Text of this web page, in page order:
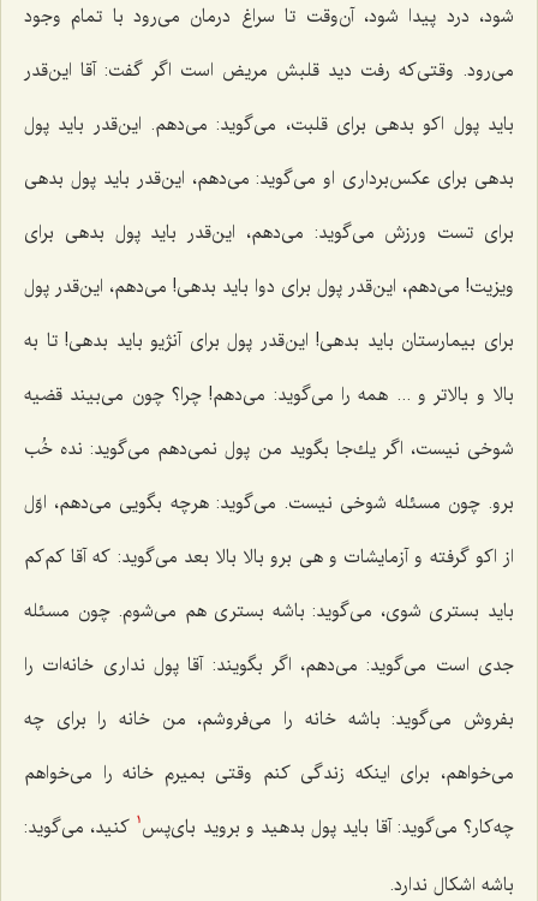
شود، درد پیدا شود، آن‌وقت تا سراغ درمان می‌رود با تمام وجود
می‌رود. وقتی‌كه رفت دید قلبش مریض است اگر گفت: آقا این‌قدر
باید پول اكو بدهی برای قلبت، می‌گوید: می‌دهم. این‌قدر باید پول
بدهی برای عكس‌برداری او می‌گوید: می‌دهم، این‌قدر باید پول بدهی
برای تست ورزش می‌گوید: می‌دهم، این‌قدر باید پول بدهی برای
ویزیت! می‌دهم، این‌قدر پول برای دوا باید بدهی! می‌دهم، این‌قدر پول
برای بیمارستان باید بدهی! این‌قدر پول برای آنژیو باید بدهی! تا به
بالا و بالاتر و ... همه را می‌گوید: می‌دهم! چرا؟ چون می‌بیند قضیه
شوخی نیست، اگر یك‌جا بگوید من پول نمی‌دهم می‌گوید: نده خُب
برو. چون مسئله شوخی نیست. می‌گوید: هرچه بگویی می‌دهم، اوّل
از اكو گرفته و آزمایشات و هی برو بالا بالا بعد می‌گوید: كه آقا كم‌كم
باید بستری شوی، می‌گوید: باشه بستری هم می‌شوم. چون مسئله
جدی است می‌گوید: می‌دهم، اگر بگویند: آقا پول نداری خانه‌ات را
بفروش می‌گوید: باشه خانه را می‌فروشم، من خانه را برای چه
می‌خواهم، برای اینكه زندگی كنم وقتی بمیرم خانه را می‌خواهم
چه‌كار؟ می‌گوید: آقا باید پول بدهید و بروید بای‌پس‌ 1 كنید، می‌گوید:
باشه اشكال ندارد.